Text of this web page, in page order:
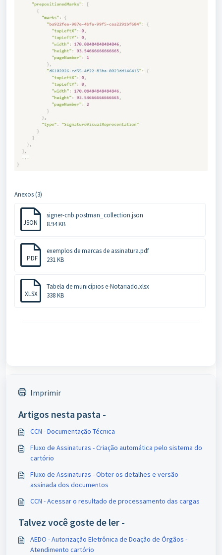
Anexos (3)
JSON
signer-cnb.postman_collection.json
8.94 KB
PDF
exemplos de marcas de assinatura.pdf
231 KB
XLSX
Tabela de municípios e-Notariado.xlsx
338 KB
Imprimir
Artigos nesta pasta -
CCN - Documentação Técnica
Fluxo de Assinaturas - Criação automática pelo sistema do
cartório
Fluxo de Assinaturas - Obter os detalhes e versão
assinada dos documentos
CCN - Acessar o resultado de processamento das cargas
Talvez você goste de ler -
AEDO - Autorização Eletrônica de Doação de Órgãos -
Atendimento cartório